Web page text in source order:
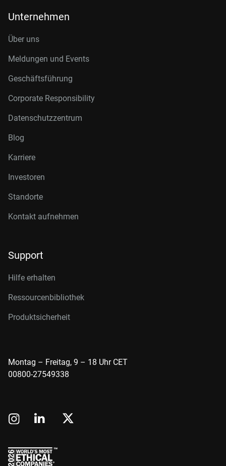
Unternehmen
Über uns
Meldungen und Events
Geschäftsführung
Corporate Responsibility
Datenschutzzentrum
Blog
Karriere
Investoren
Standorte
Kontakt aufnehmen
Support
Hilfe erhalten
Ressourcenbibliothek
Produktsicherheit
Montag – Freitag, 9 – 18 Uhr CET
00800-27549338